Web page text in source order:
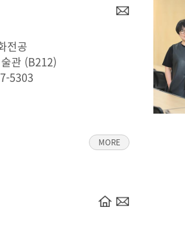
전공
관 (B212)
5303
MORE